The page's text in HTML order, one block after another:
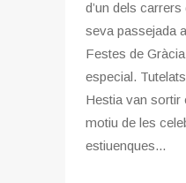
d’un dels
seva passejada
Festes de
especial.
Hestia van sortir
motiu de les
estiuenques...